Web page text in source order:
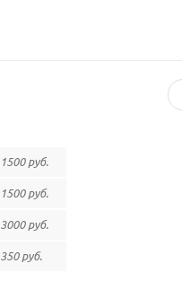
1500 руб.
1500 руб.
3000 руб.
350 руб.